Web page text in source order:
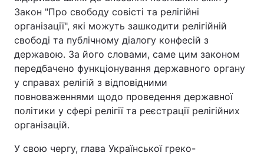
Закон "Про свободу совісті та релігійні
організації", які можуть зашкодити релігійній
свободі та публічному діалогу конфесій з
державою. За його словами, саме цим законом
передбачено функціонування державного органу
у справах релігій з відповідними
повноваженнями щодо проведення державної
політики у сфері релігії та реєстрації релігійних
організацій.
У свою чергу, глава Української греко-